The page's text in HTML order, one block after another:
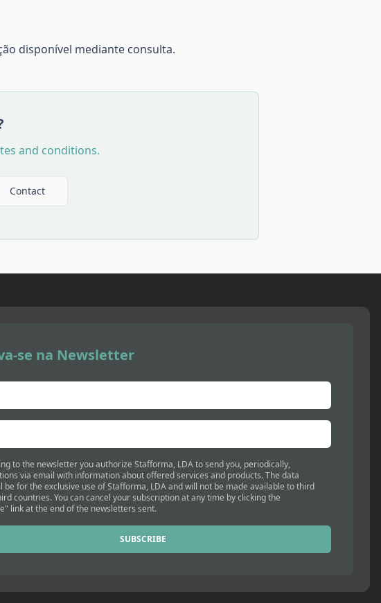
disponível mediante consulta.
and conditions.
Contact
se na Newsletter
to the newsletter you authorize Stafforma, LDA to send you, periodically,
via email with information about offered services and products. The data
be for the exclusive use of Stafforma, LDA and will not be made available to third
countries. You can cancel your subscription at any time by clicking the
link at the end of the newsletters sent.
SUBSCRIBE